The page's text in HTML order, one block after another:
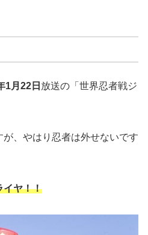
1月22日 放送の「世界忍者戦ジ
、やはり忍者は外せないです
イヤ！！